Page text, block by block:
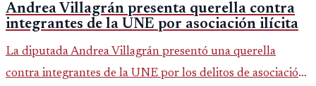
Andrea Villagrán presenta querella contra
integrantes de la UNE por asociación ilícita
La diputada Andrea Villagrán presentó una querella
contra integrantes de la UNE por los delitos de asociación